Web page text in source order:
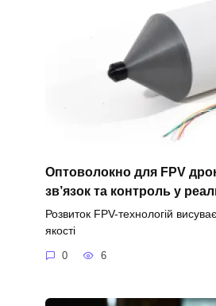
Оптоволокно для FPV
зв’язок та контроль у
Розвиток FPV-технологій
якості
0 6